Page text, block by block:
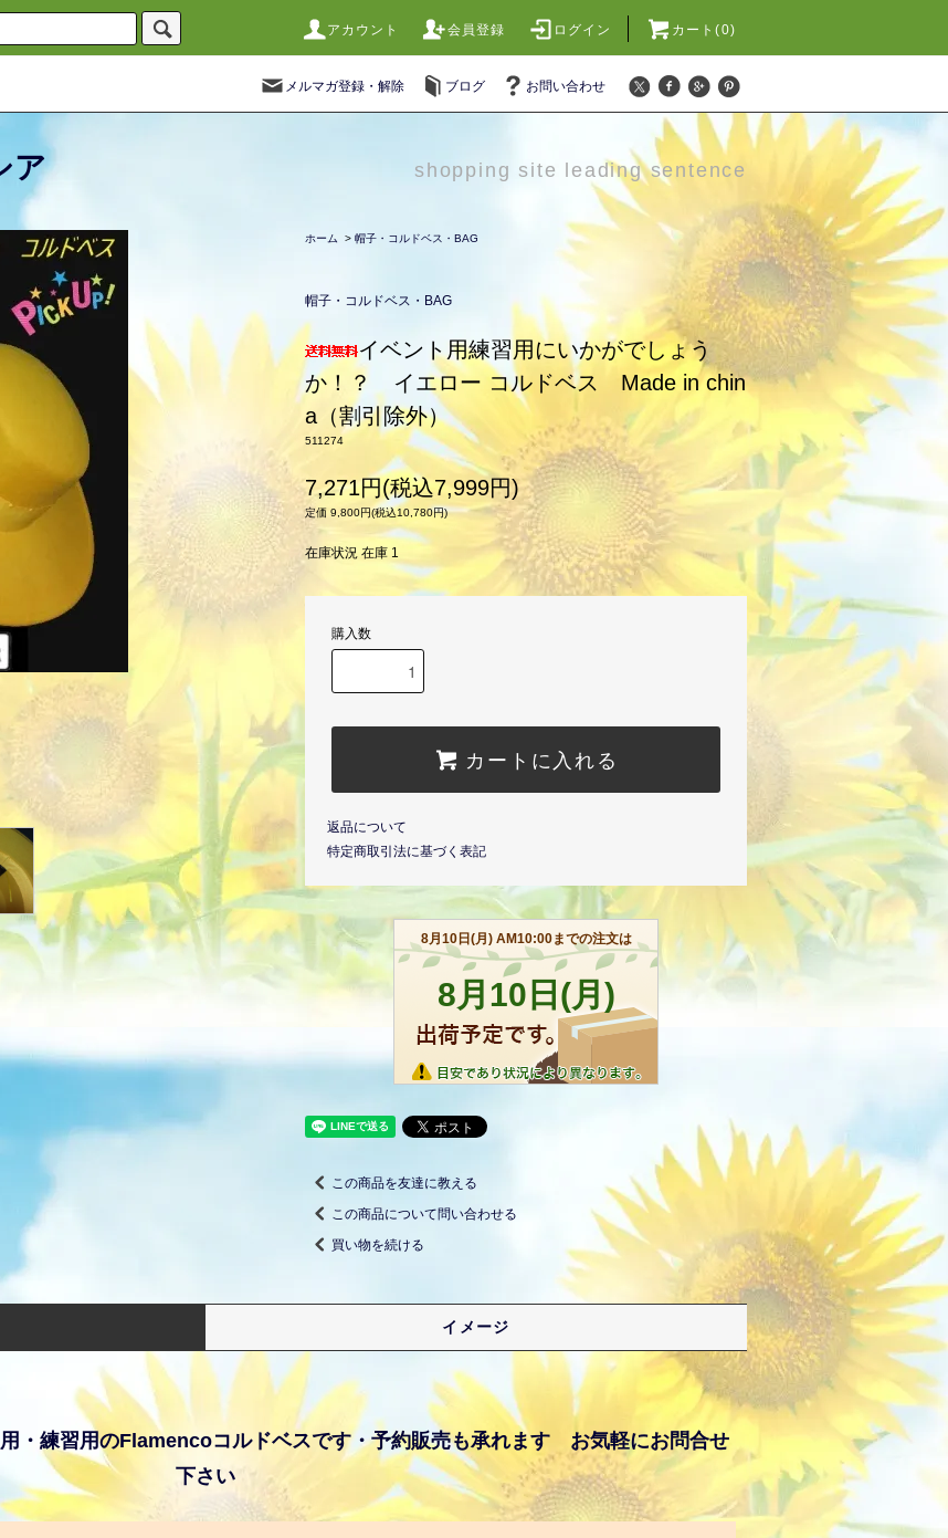
アカウント 会員登録 ログイン カート(0)
メルマガ登録・解除 ブログ お問い合わせ
ア shopping site leading sentence
ホーム > 帽子・コルドベス・BAG
帽子・コルドベス・BAG
イベント用練習用にいかがでしょう
か！？ イエロー コルドベス Made in chin
a（割引除外）
511274
7,271円(税込7,999円)
定価 9,800円(税込10,780円)
在庫状況 在庫 1
購入数
カートに入れる
返品について
特定商取引法に基づく表記
この商品を友達に教える
この商品について問い合わせる
買い物を続ける
イメージ
・練習用のFlamencoコルドベスです・予約販売も承れます お気軽にお問合せ
下さい